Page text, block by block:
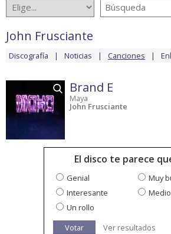
John Frusciante
Discografía Noticias Canciones
Brand E
Maya
John Frusciante
El disco te parece
Genial
Muy
Interesante
Un rollo
Votar
Ver resultados